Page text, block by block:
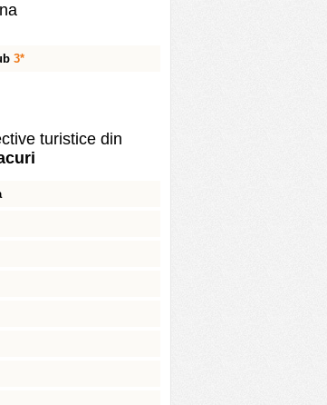
3*
turistice din